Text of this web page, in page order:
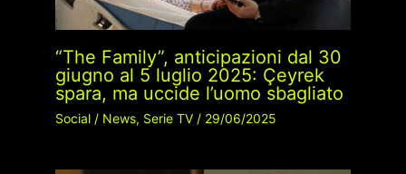
“The Family”, anticipazioni dal 30
giugno al 5 luglio 2025: Çeyrek
spara, ma uccide l’uomo sbagliato
Social/ News, Serie TV/ 29/06/2025